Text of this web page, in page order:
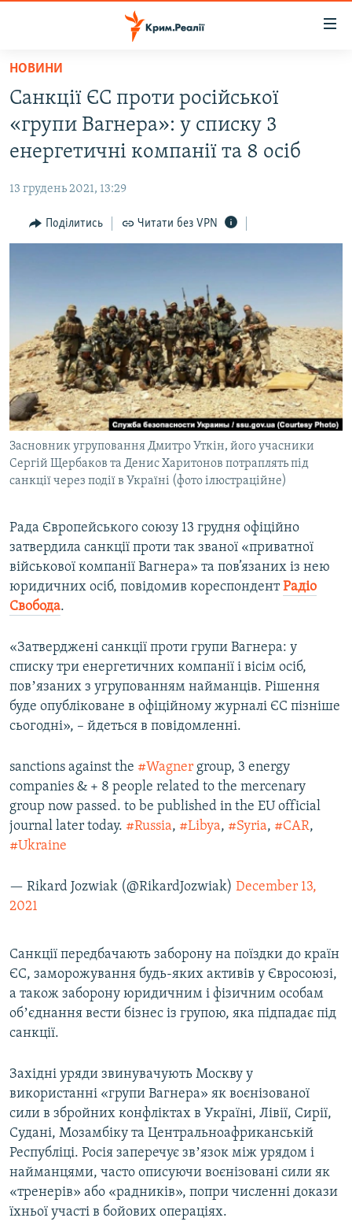
Перейти
основного
матеріалу
Перейти
до
основної
навігації
Перейти
до
ВОДА.КРИМ
ВІДЕО ТА ФОТО
БЛОГИ
ПОГЛЯД
СПЕЦПРОЕКТИ
ДЕПОРТАЦІЯ
ВІДЕОУРОКИ «ELIFBE»
СВІДЧЕННЯ ОКУПАЦІЇ
УКРАЇНСЬКА ПРОБЛЕМА КРИМУ
ІНФОГРАФІКА
ЯК ОБІЙТИ БЛОКУВАННЯ
Русский
Qırımtatar
ДОЛУЧАЙСЯ!
Усі сайти RFE/RL
НОВИНИ
Санкції ЄС проти російської
«групи Вагнера»: у списку 3
енергетичні компанії та 8 осіб
13 грудень 2021, 13:29
Поділитись Читати без VPN
Засновник угруповання Дмитро Уткін, його учасники
Сергій Щербаков та Денис Харитонов потраплять під
санкції через події в Україні (фото ілюстраційне)
Рада Європейського союзу 13 грудня офіційно
затвердила санкції проти так званої «приватної
військової компанії Вагнера» та пов’язаних із нею
юридичних осіб, повідомив кореспондентРадіо
Свобода.
«Затверджені санкції проти групи Вагнера: у
списку три енергетичних компанії і вісім осіб,
повʼязаних з угрупованням найманців. Рішення
буде опубліковане в офіційному журналі ЄС пізніше
сьогодні», – йдеться в повідомленні.
sanctions against the #Wagner group, 3 energy
companies & + 8 people related to the mercenary
group now passed. to be published in the EU official
journal later today. #Russia, #Libya, #Syria, #CAR,
#Ukraine
— Rikard Jozwiak (@RikardJozwiak) December 13,
2021
Санкції передбачають заборону на поїздки до країн
ЄС, заморожування будь-яких активів у Євросоюзі,
а також заборону юридичним і фізичним особам
обʼєднання вести бізнес із групою, яка підпадає під
санкції.
Західні уряди звинувачують Москву у
використанні «групи Вагнера» як воєнізованої
сили в збройних конфліктах в Україні, Лівії, Сирії,
Судані, Мозамбіку та Центральноафриканській
Республіці. Росія заперечує звʼязок між урядом і
найманцями, часто описуючи воєнізовані сили як
«тренерів» або «радників», попри численні докази
їхньої участі в бойових операціях.